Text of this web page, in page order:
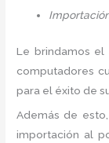
Le brindamos
computadores
para el éxito de
Además de
importación al